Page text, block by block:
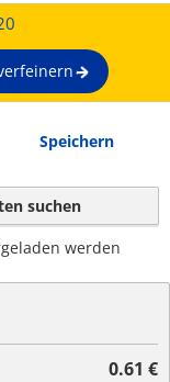
Speichern
suchen
werden
0.61 €